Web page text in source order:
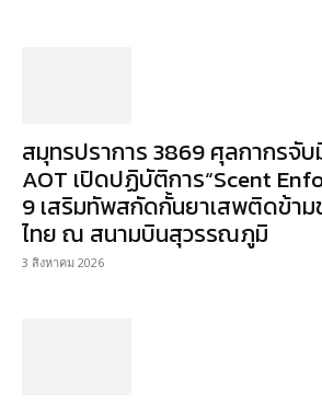
สมุทรปราการ 3869 ศุลกากรจั
AOT เปิดปฏิบัติการ“Scent
9 เสริมทัพสกัดกั้นยาเสพติดข้า
ไทย ณ สนามบินสุวรรณภูมิ
3 สิงหาคม 2026